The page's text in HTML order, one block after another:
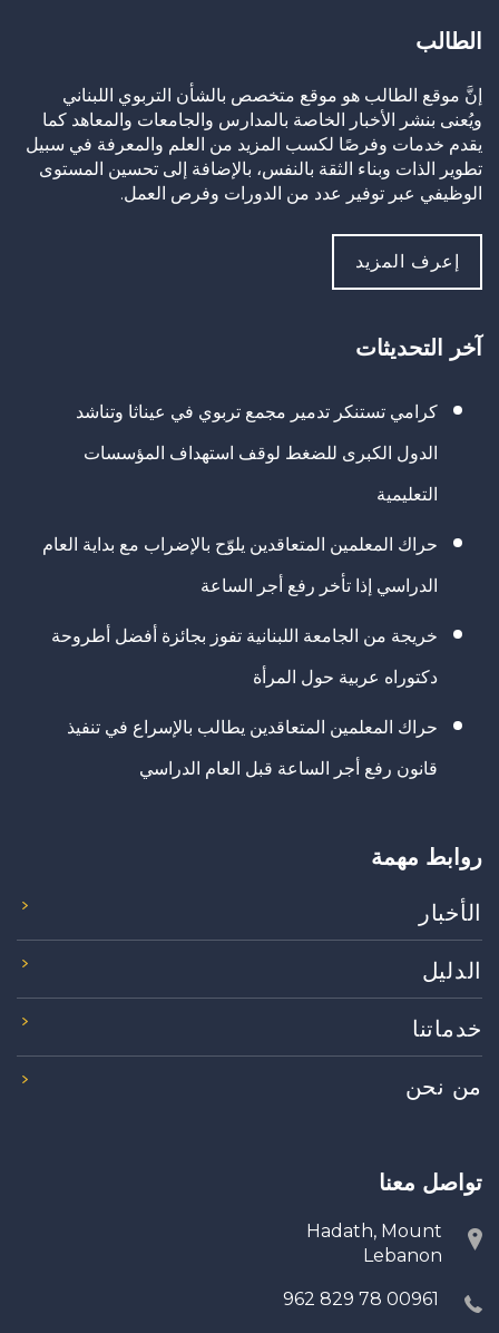
الطالب
إنَّ موقع الطالب هو موقع متخصص بالشأن التربوي اللبناني
ويُعنى بنشر الأخبار الخاصة بالمدارس والجامعات والمعاهد كما
يقدم خدمات وفرصًا لكسب المزيد من العلم والمعرفة في سبيل
تطوير الذات وبناء الثقة بالنفس، بالإضافة إلى تحسين المستوى
الوظيفي عبر توفير عدد من الدورات وفرص العمل.
إعرف المزيد
آخر التحديثات
كرامي تستنكر تدمير مجمع تربوي في عيناثا وتناشد
الدول الكبرى للضغط لوقف استهداف المؤسسات
التعليمية
حراك المعلمين المتعاقدين يلوّح بالإضراب مع بداية العام
الدراسي إذا تأخر رفع أجر الساعة
خريجة من الجامعة اللبنانية تفوز بجائزة أفضل أطروحة
دكتوراه عربية حول المرأة
حراك المعلمين المتعاقدين يطالب بالإسراع في تنفيذ
قانون رفع أجر الساعة قبل العام الدراسي
روابط مهمة
الأخبار
الدليل
خدماتنا
من نحن
تواصل معنا
Hadath, Mount
Lebanon
00961 78 829 962